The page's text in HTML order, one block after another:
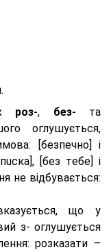
роз-, без- та
оглушується,
[безпeчно] і
[без тeбе] і
не відбувається:
що у
з- оглушується
розказати –